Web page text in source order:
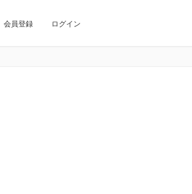
会員登録 ログイン